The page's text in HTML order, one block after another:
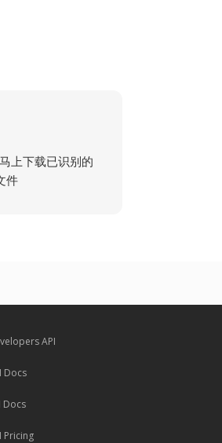
上下载已识别的
件
API
Docs
Docs
Pricing